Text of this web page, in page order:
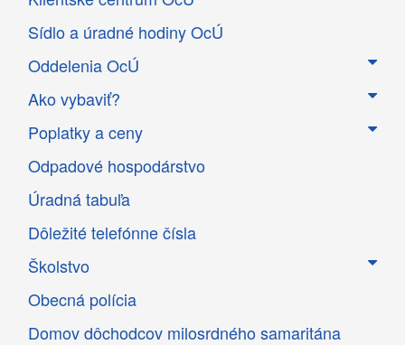
Sídlo a úradné hodiny OcÚ
Oddelenia OcÚ
Ako vybaviť?
Poplatky a ceny
Odpadové hospodárstvo
Úradná tabuľa
Dôležité telefónne čísla
Školstvo
Obecná polícia
Domov dôchodcov milosrdného samaritána